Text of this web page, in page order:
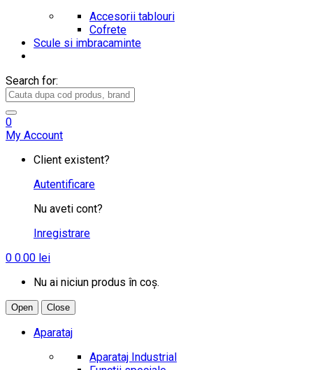
Accesorii tablouri
Cofrete
Scule si imbracaminte
Search for:
0
My Account
Client existent?
Autentificare
Nu aveti cont?
Inregistrare
0 0.00 lei
Nu ai niciun produs în coș.
Open Close
Aparataj
Aparataj Industrial